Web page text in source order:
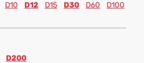
D10 D12 D15 D30 D60
D100
D200